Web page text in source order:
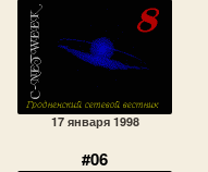
17 января 1998
#06